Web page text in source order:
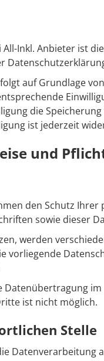
Inkl. Anbieter ist
auf Grundlage
die
ist jederzeit
und
den Schutz
sowie dieser
werden
vorliegende
Datenübertragung
ist nicht möglich.
Stelle
Datenverarbeitung